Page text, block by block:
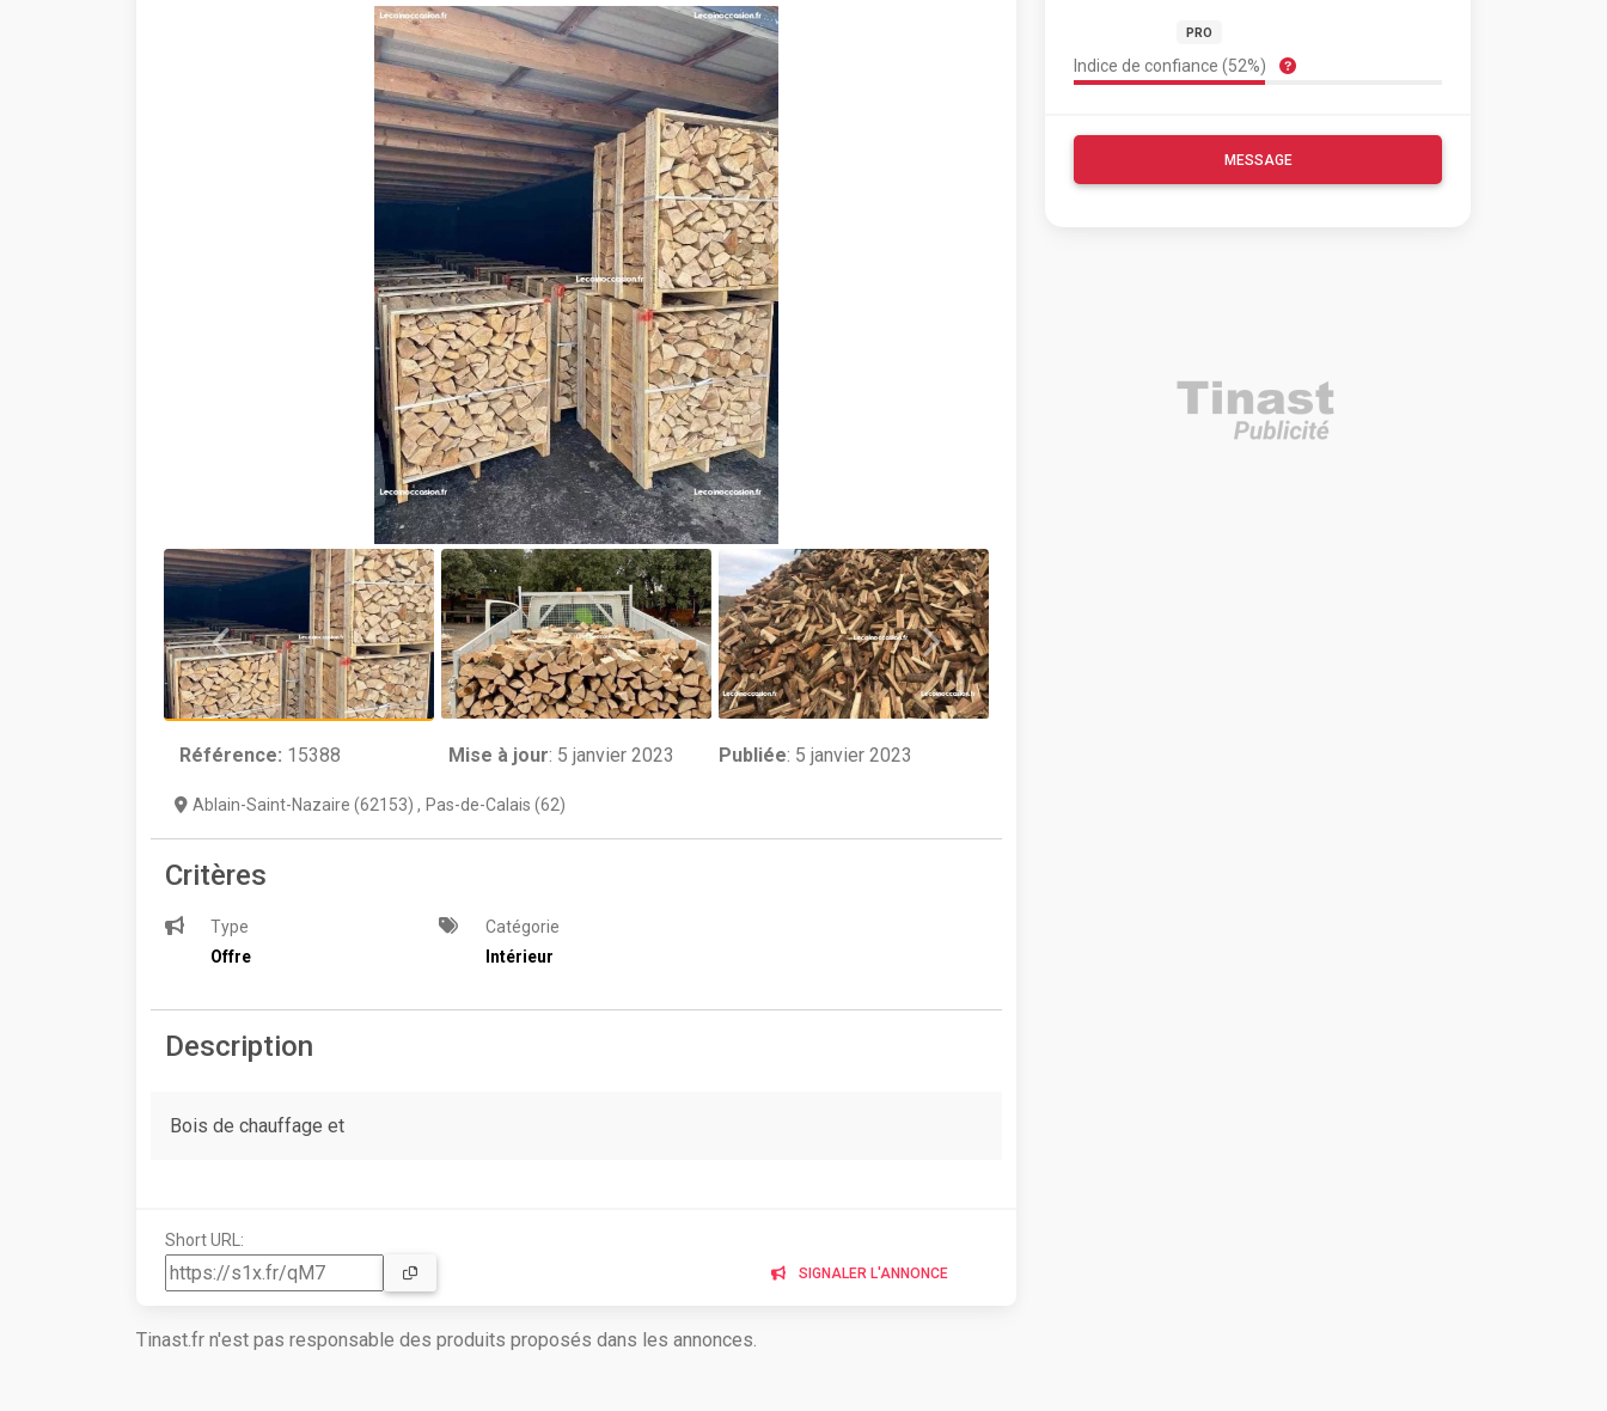
Référence: 15388 Mise à jour: 5 janvier 2023 Publiée: 5 janvier 2023
Ablain-Saint-Nazaire (62153) , Pas-de-Calais (62)
Critères
Type
Offre
Catégorie
Intérieur
Description
Bois de chauffage et
Short URL:
SIGNALER L'ANNONCE
Tinast.fr n'est pas responsable des produits proposés dans les annonces.
PRO
Indice de confiance (52%)
MESSAGE